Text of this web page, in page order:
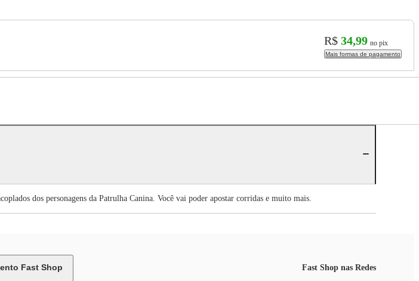
R$ 34,99 no pix
Mais formas de pagamento
dos personagens da Patrulha Canina. Você vai poder apostar corridas e muito mais.
Fast Shop Fast Shop nas Redes